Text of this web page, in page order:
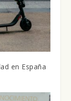
en España